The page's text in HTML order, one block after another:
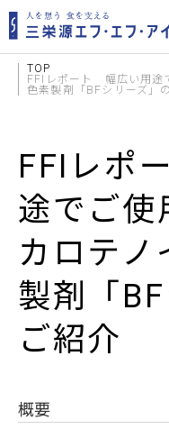
TOP
FFIレポート 幅広い用途
色素製剤「BFシリーズ」
FFIレポ
途でご使
カロテノ
製剤「
ご紹介
概要